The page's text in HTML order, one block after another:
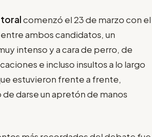
comenzó el 23 de marzo con el
ambos candidatos, un
intenso y a cara de perro, de
e incluso insultos a lo largo
estuvieron frente a frente,
darse un apretón de manos